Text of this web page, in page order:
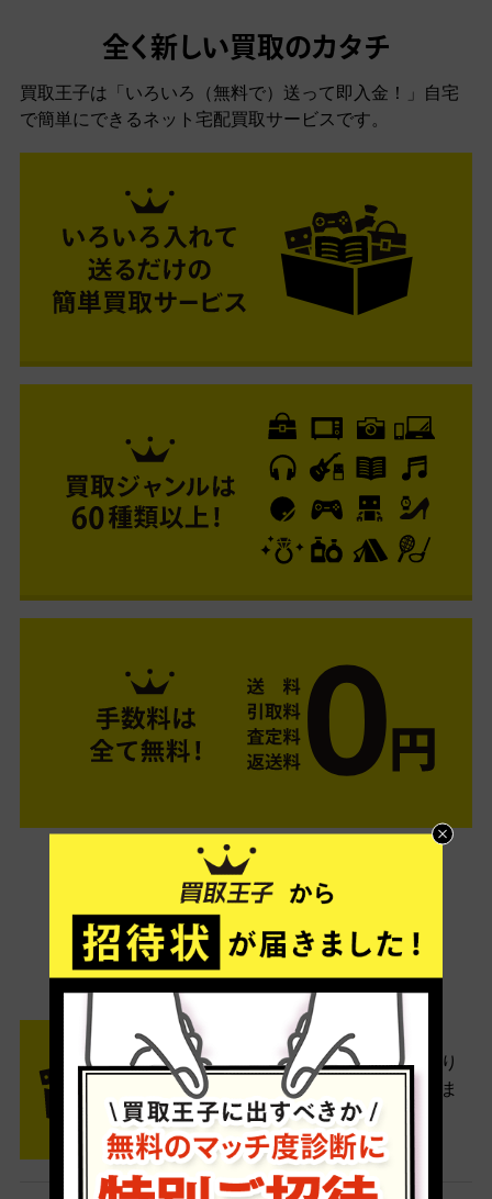
全く新しい買取のカタチ
買取王子は「いろいろ（無料で）送って即入金！」自宅
で簡単にできるネット宅配買取サービスです。
ご利用は簡単3ステップ
- FLOW -
STEP1 お申込み・梱包
ネットでお申込みしたら、箱に売り
たい商品をいろいろ詰めて梱包しま
す。